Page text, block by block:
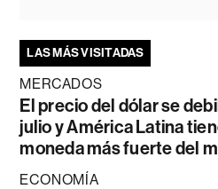
LAS MÁS VISITADAS
MERCADOS
El precio del dólar se
julio y América Latina
moneda más fuerte del
ECONOMÍA